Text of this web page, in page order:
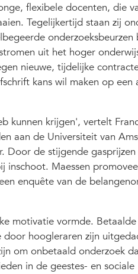
flexibele docenten, die
Tegelijkertijd staan zij
onderzoeksbeurzen
uit het hoger
nieuwe, tijdelijke
kans wil maken op een
kunnen krijgen', vertelt
aan de Universiteit van
Door de stijgende
inschoot. Maessen
enquête van de
motivatie vormde. Betaalde
hoogleraren zijn
om onbetaald onderzoek
in de geestes- en sociale